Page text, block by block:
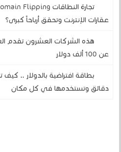
عقارات الإنترنت وتحقق أرباحاً كبرى؟
هذه الشركات العشرون تقدم
عن 100 ألف دولار
بطاقة افتراضية بالدولار ..
دقائق وتستخدمها في كل مكان